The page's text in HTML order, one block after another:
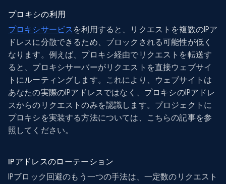
プロキシの利用
プロキシサービス を利用すると、リクエストを複数のIPア
ドレスに分散できるため、ブロックされる可能性が低く
なります。例えば、プロキシ経由でリクエストを転送す
ると、プロキシサーバーがリクエストを直接ウェブサイ
トにルーティングします。これにより、ウェブサイトは
あなたの実際のIPアドレスではなく、プロキシのIPアドレ
スからのリクエストのみを認識します。プロジェクトに
プロキシを実装する方法については、こちらの記事を参
照してください。
IPアドレスのローテーション
IPブロック回避のもう一つの手法は、一定数のリクエスト